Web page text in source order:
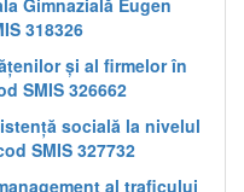
Gimnazială Eugen
318326
și al firmelor în
SMIS 326662
socială la nivelul
SMIS 327732
al traficului